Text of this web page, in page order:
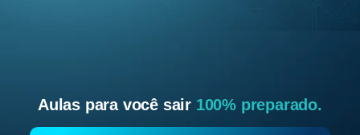
Aulas para você sair 100% preparado.